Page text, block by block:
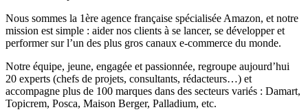
Nous sommes la 1ère agence française spécialisée Amazon, et notre
mission est simple : aider nos clients à se lancer, se développer et
performer sur l’un des plus gros canaux e-commerce du monde.
Notre équipe, jeune, engagée et passionnée, regroupe aujourd’hui
20 experts (chefs de projets, consultants, rédacteurs…) et
accompagne plus de 100 marques dans des secteurs variés : Damart,
Topicrem, Posca, Maison Berger, Palladium, etc.